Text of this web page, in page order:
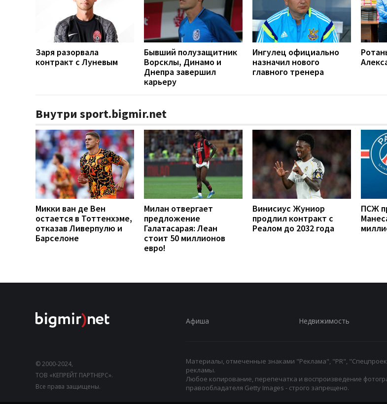
Заря разорвала
контракт с Луневым
Бывший полузащитник
Ворсклы, Динамо и
Днепра завершил
карьеру
Ингулец официально
назначил нового
главного тренера
Внутри sport.bigmir.net
Микки ван де Вен
остается в Тоттенхэме,
отказав Ливерпулю и
Барселоне
Милан отвергает
предложение
Галатасарая: Леан
стоит 50 миллионов
евро!
Винисиус Жуниор
продлил контракт с
Реалом до 2032 года
ПСЖ
© 2000-2024,
ТОВ «КЕПРЕЙТ ПАРТНЕРС».
Все права защищены.
Афиша Недвижимость
Материалы, отмеченные знаками "Реклама", "PR",
рекламы.
Любое копирование, перепечатка и воспроизведение
правообладателя Getty Images - строго запрещено.